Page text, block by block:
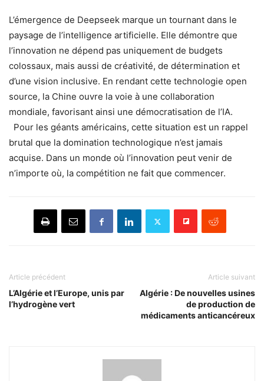
L’émergence de Deepseek marque un tournant dans le
paysage de l’intelligence artificielle. Elle démontre que
l’innovation ne dépend pas uniquement de budgets
colossaux, mais aussi de créativité, de détermination et
d’une vision inclusive. En rendant cette technologie open
source, la Chine ouvre la voie à une collaboration
mondiale, favorisant ainsi une démocratisation de l’IA.
Pour les géants américains, cette situation est un rappel
brutal que la domination technologique n’est jamais
acquise. Dans un monde où l’innovation peut venir de
n’importe où, la compétition ne fait que commencer.
Article précédent
L’Algérie et l’Europe, unis par
l’hydrogène vert
Article suivant
Algérie : De nouvelles usines
de production de
médicaments anticancéreux